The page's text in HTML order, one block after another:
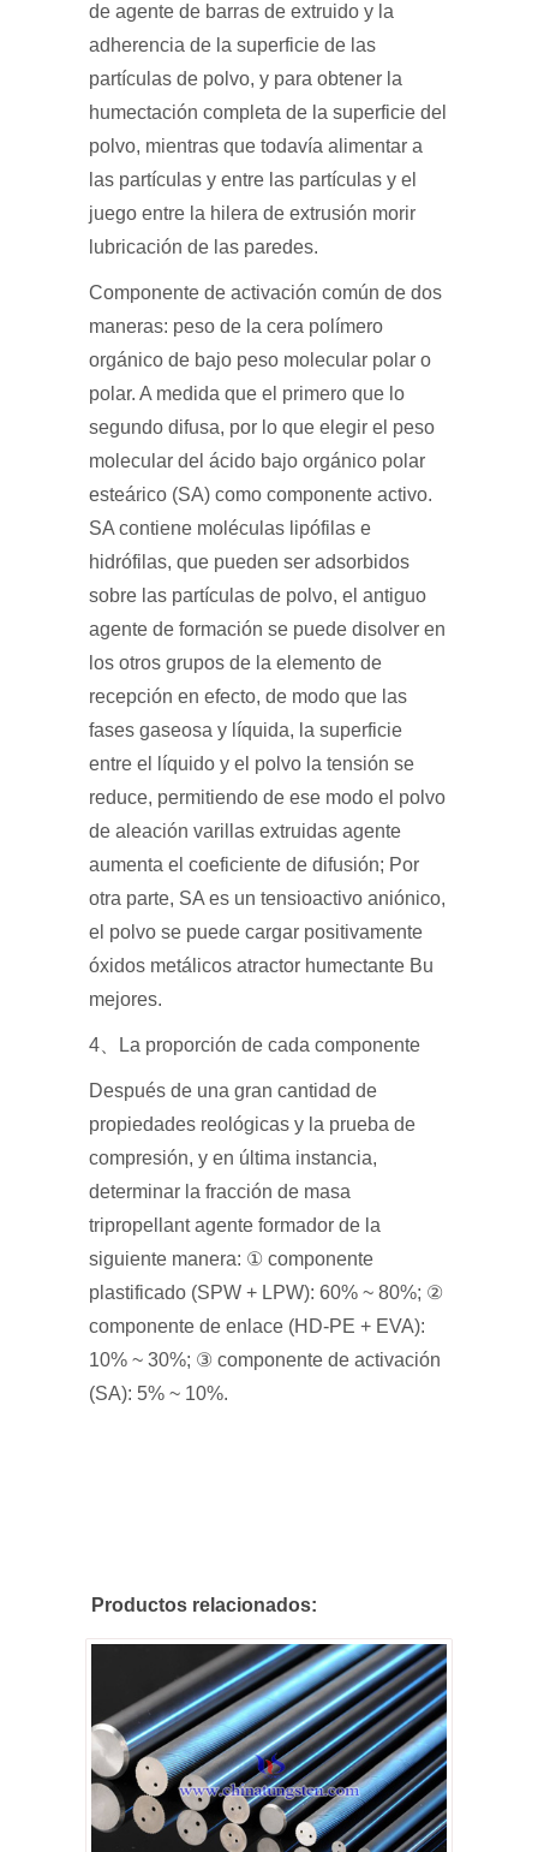
de agente de barras de extruido y la
adherencia de la superficie de las
partículas de polvo, y para obtener la
humectación completa de la superficie del
polvo, mientras que todavía alimentar a
las partículas y entre las partículas y el
juego entre la hilera de extrusión morir
lubricación de las paredes.
Componente de activación común de dos
maneras: peso de la cera polímero
orgánico de bajo peso molecular polar o
polar. A medida que el primero que lo
segundo difusa, por lo que elegir el peso
molecular del ácido bajo orgánico polar
esteárico (SA) como componente activo.
SA contiene moléculas lipófilas e
hidrófilas, que pueden ser adsorbidos
sobre las partículas de polvo, el antiguo
agente de formación se puede disolver en
los otros grupos de la elemento de
recepción en efecto, de modo que las
fases gaseosa y líquida, la superficie
entre el líquido y el polvo la tensión se
reduce, permitiendo de ese modo el polvo
de aleación varillas extruidas agente
aumenta el coeficiente de difusión; Por
otra parte, SA es un tensioactivo aniónico,
el polvo se puede cargar positivamente
óxidos metálicos atractor humectante Bu
mejores.
4、La proporción de cada componente
Después de una gran cantidad de
propiedades reológicas y la prueba de
compresión, y en última instancia,
determinar la fracción de masa
tripropellant agente formador de la
siguiente manera: ① componente
plastificado (SPW + LPW): 60% ~ 80%; ②
componente de enlace (HD-PE + EVA):
10% ~ 30%; ③ componente de activación
(SA): 5% ~ 10%.
Productos relacionados: